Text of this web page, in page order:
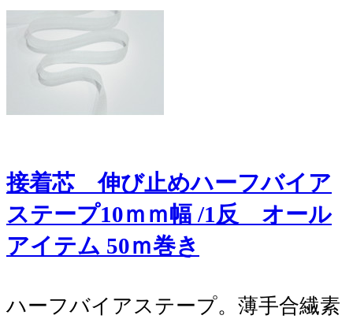
接着芯 伸び止めハーフバイア
ステープ10ｍｍ幅 /1反 オール
アイテム 50ｍ巻き
ハーフバイアステープ。薄手合繊素